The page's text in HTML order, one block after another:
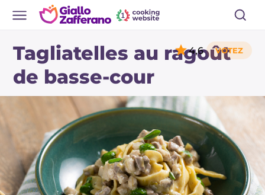
Tagliatelles au ragoût
de basse-cour
4,6